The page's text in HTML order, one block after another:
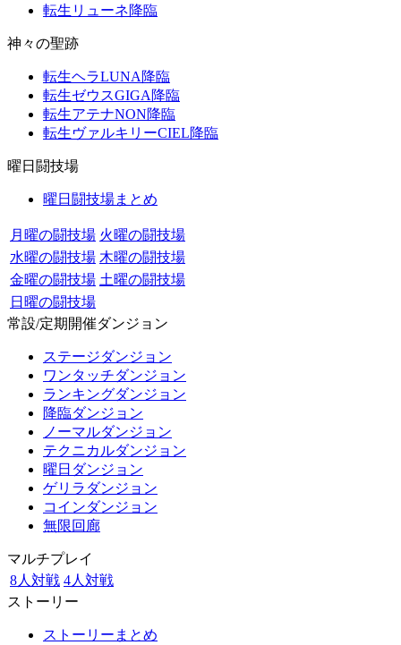
転生リューネ降臨
神々の聖跡
転生ヘラLUNA降臨
転生ゼウスGIGA降臨
転生アテナNON降臨
転生ヴァルキリーCIEL降臨
曜日闘技場
曜日闘技場まとめ
月曜の闘技場 火曜の闘技場
水曜の闘技場 木曜の闘技場
金曜の闘技場 土曜の闘技場
日曜の闘技場
常設/定期開催ダンジョン
ステージダンジョン
ワンタッチダンジョン
ランキングダンジョン
降臨ダンジョン
ノーマルダンジョン
テクニカルダンジョン
曜日ダンジョン
ゲリラダンジョン
コインダンジョン
無限回廊
マルチプレイ
8人対戦 4人対戦
ストーリー
ストーリーまとめ